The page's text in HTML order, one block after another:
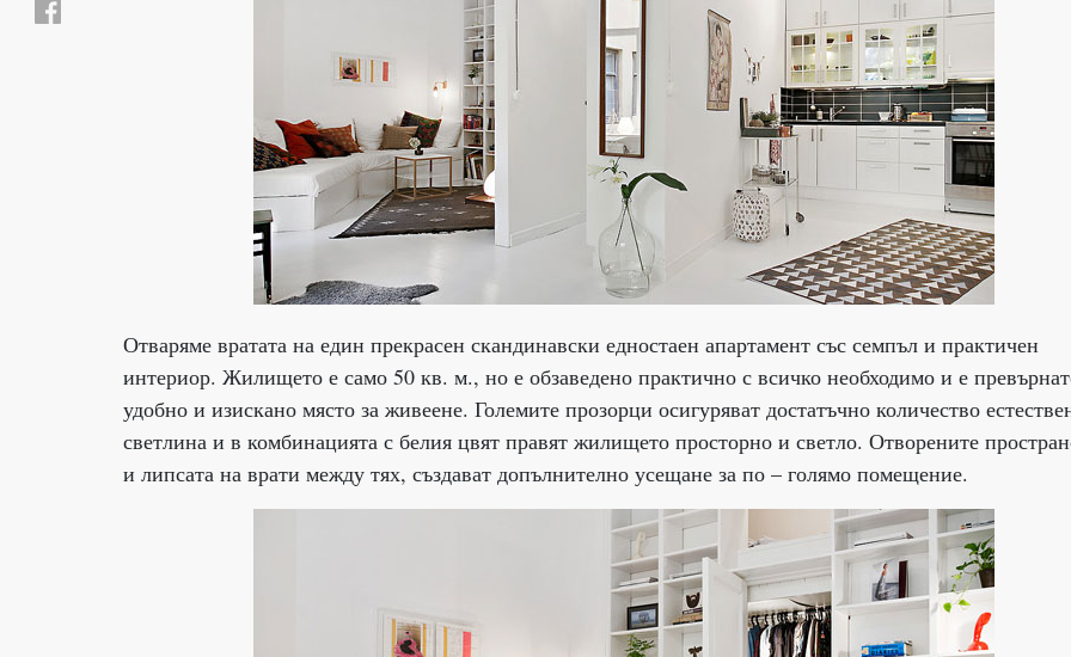
Отваряме вратата на един прекрасен скандинавски едностаен апартамент със семпъл и практичен
интериор. Жилището е само 50 кв. м., но е обзаведено практично с всичко необходимо и е
удобно и изискано място за живеене. Големите прозорци осигуряват достатъчно количество
светлина и в комбинацията с белия цвят правят жилището просторно и светло. Отворените
и липсата на врати между тях, създават допълнително усещане за по – голямо помещение.